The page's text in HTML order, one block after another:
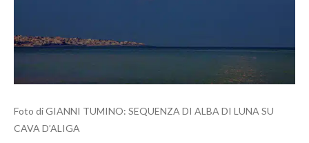
Foto di GIANNI TUMINO: SEQUENZA DI ALBA DI LUNA SU
CAVA D’ALIGA